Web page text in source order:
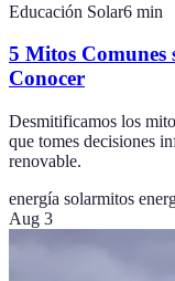
Educación Solar6 min
5 Mitos Comunes
Conocer
Desmitificamos los
que tomes decisiones
renovable.
energía solarmitos
Aug 3